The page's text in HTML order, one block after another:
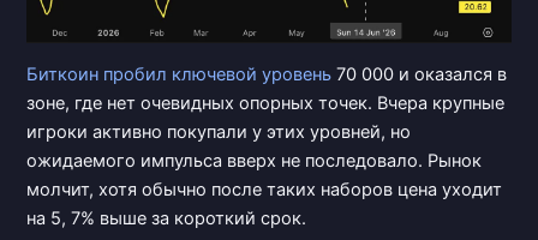
Биткоин пробил ключевой уровень 70 000 и оказался в
зоне, где нет очевидных опорных точек. Вчера крупные
игроки активно покупали у этих уровней, но
ожидаемого импульса вверх не последовало. Рынок
молчит, хотя обычно после таких наборов цена уходит
на 5, 7% выше за короткий срок.